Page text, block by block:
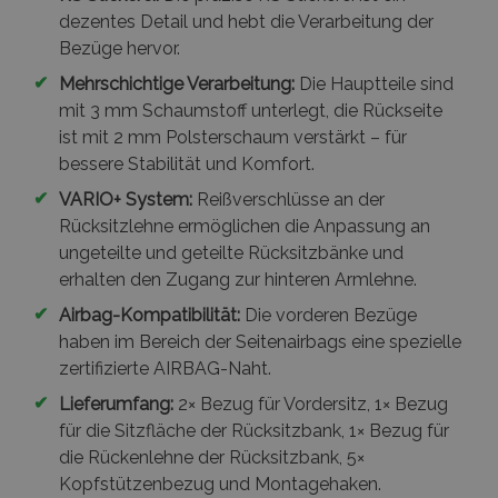
dezentes Detail und hebt die Verarbeitung der
Bezüge hervor.
✔
Mehrschichtige Verarbeitung: Die Hauptteile sind
mit 3 mm Schaumstoff unterlegt, die Rückseite
ist mit 2 mm Polsterschaum verstärkt – für
bessere Stabilität und Komfort.
✔ VARIO+ System: Reißverschlüsse an der
Rücksitzlehne ermöglichen die Anpassung an
ungeteilte und geteilte Rücksitzbänke und
erhalten den Zugang zur hinteren Armlehne.
✔ Airbag-Kompatibilität: Die vorderen Bezüge
haben im Bereich der Seitenairbags eine spezielle
zertifizierte AIRBAG-Naht.
✔
Lieferumfang: 2× Bezug für Vordersitz, 1× Bezug
für die Sitzfläche der Rücksitzbank, 1× Bezug für
die Rückenlehne der Rücksitzbank, 5×
Kopfstützenbezug und Montagehaken.